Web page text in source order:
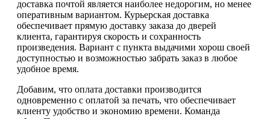
доставка почтой является наиболее недорогим, но менее
оперативным вариантом. Курьерская доставка
обеспечивает прямую доставку заказа до дверей
клиента, гарантируя скорость и сохранность
произведения. Вариант с пункта выдачими хорош своей
доступностью и возможностью забрать заказ в любое
удобное время.
Добавим, что оплата доставки производится
одновременно с оплатой за печать, что обеспечивает
клиенту удобство и экономию времени. Команда